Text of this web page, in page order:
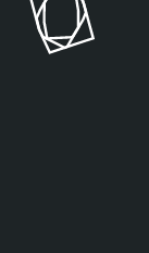
b
l